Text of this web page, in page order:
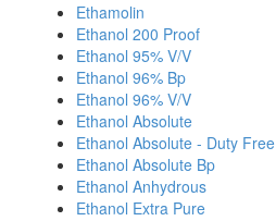
Ethamolin
Ethanol 200 Proof
Ethanol 95% V/V
Ethanol 96% Bp
Ethanol 96% V/V
Ethanol Absolute
Ethanol Absolute - Duty Free
Ethanol Absolute Bp
Ethanol Anhydrous
Ethanol Extra Pure